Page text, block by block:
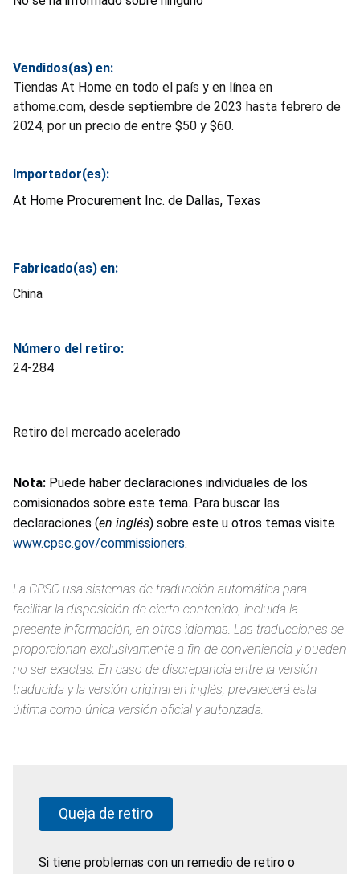
Vendidos(as) en:
Tiendas At Home en todo el país y en línea en
athome.com, desde septiembre de 2023 hasta febrero de
2024, por un precio de entre $50 y $60.
Importador(es):
At Home Procurement Inc. de Dallas, Texas
Fabricado(as) en:
China
Número del retiro:
24-284
Retiro del mercado acelerado
Nota: Puede haber declaraciones individuales de los
comisionados sobre este tema. Para buscar las
declaraciones (en inglés) sobre este u otros temas visite
www.cpsc.gov/commissioners.
La CPSC usa sistemas de traducción automática para
facilitar la disposición de cierto contenido, incluida la
presente información, en otros idiomas. Las traducciones se
proporcionan exclusivamente a fin de conveniencia y pueden
no ser exactas. En caso de discrepancia entre la versión
traducida y la versión original en inglés, prevalecerá esta
última como única versión oficial y autorizada.
Queja de retiro
Si tiene problemas con un remedio de retiro o